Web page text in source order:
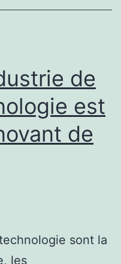
de
est
de
sont la
les